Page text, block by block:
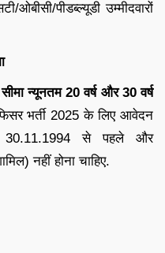
पीडब्ल्यूडी उम्मीदवारों
न्यूनतम 20 वर्ष और 30 वर्ष
भर्ती 2025 के लिए आवेदन
30.11.1994 से पहले और
नहीं होना चाहिए.